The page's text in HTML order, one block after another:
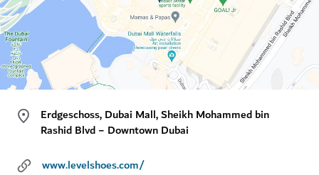
Erdgeschoss, Dubai Mall, Sheikh Mohammed bin
Rashid Blvd − Downtown Dubai
www.levelshoes.com/